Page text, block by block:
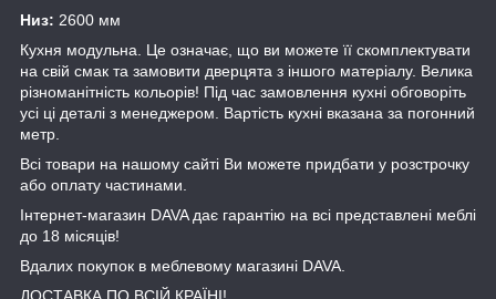
Низ: 2600 мм
Кухня модульна. Це означає, що ви можете її скомплектувати
на свій смак та замовити дверцята з іншого матеріалу. Велика
різноманітність кольорів! Під час замовлення кухні обговоріть
усі ці деталі з менеджером. Вартість кухні вказана за погонний
метр.
Всі товари на нашому сайті Ви можете придбати у розстрочку
або оплату частинами.
Інтернет-магазин DAVA дає гарантію на всі представлені меблі
до 18 місяців!
Вдалих покупок в меблевому магазині DAVA.
ДОСТАВКА ПО ВСІЙ КРАЇНІ!